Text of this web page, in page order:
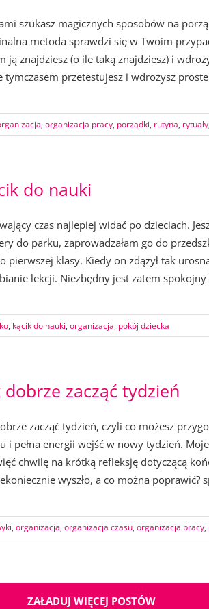
szukasz magicznych sposobów na
metoda sprawdzi się w Twoim
ją znajdziesz (o ile taką znajdziesz) i
tymczasem przetestujesz i wdrożysz
, organizacja pracy, porządki, rutyna, rytuały
do nauki
czas najlepiej widać po dzieciach.
do parku, zaprowadzałam go do
pierwszej klasy. Kiedy on zdążył tak
lekcji. Niezbędny jest zatem
, kącik do nauki, organizacja, pokój dziecka
dobrze zacząć tydzień
zacząć tydzień, czyli co możesz
i pełna energii wejść w nowy tydzień.
chwilę na krótką refleksję dotyczącą
wyszło, a co można poprawić?
, organizacja, organizacja czasu, organizacja pracy,
ZAŁADUJ WIĘCEJ POSTÓW